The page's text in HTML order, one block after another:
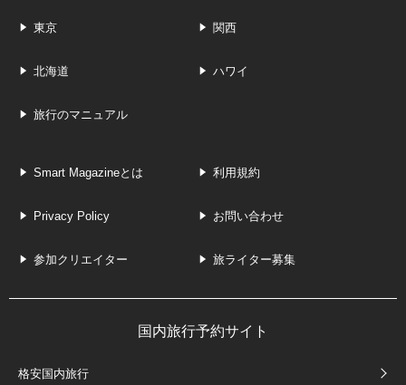
東京 関西
北海道 ハワイ
旅行のマニュアル
Smart Magazineとは 利用規約
Privacy Policy お問い合わせ
参加クリエイター 旅ライター募集
国内旅行予約サイト
格安国内旅行